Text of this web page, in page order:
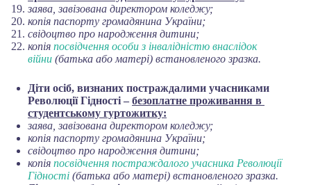
заява, завізована директором коледжу;
копія паспорту громадянина України;
свідоцтво про народження дитини;
копія посвідчення особи з інвалідністю внаслідок
війни (батька або матері) встановленого зразка.
Діти осіб, визнаних постраждалими учасниками
Революції Гідності – безоплатне проживання в
студентському гуртожитку:
заява, завізована директором коледжу;
копія паспорту громадянина України;
свідоцтво про народження дитини;
копія посвідчення постраждалого учасника Революції
Гідності (батька або матері) встановленого зразка.